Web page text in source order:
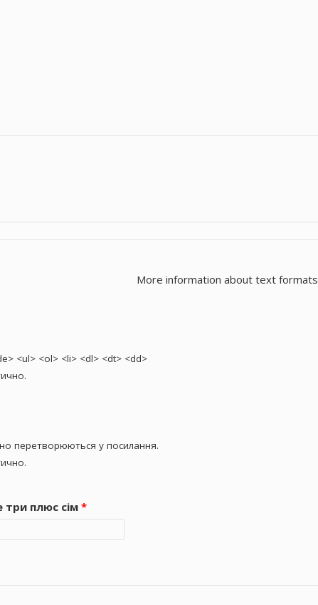
More information about text formats
<ul> <ol> <li> <dl> <dt> <dd>
перетворюються у посилання.
три плюс сім*